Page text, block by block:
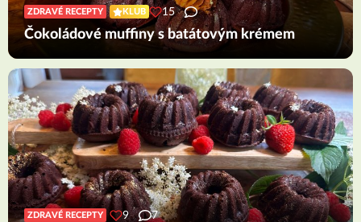
ZDRAVÉ RECEPTY KLUB 15
Čokoládové muffiny s batátovým krémem
ZDRAVÉ RECEPTY 9 7